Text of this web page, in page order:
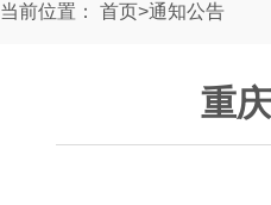
当前位置： 首页>通知公告
重